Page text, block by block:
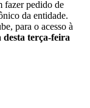
fazer pedido de
da entidade.
para o acesso à
terça-feira